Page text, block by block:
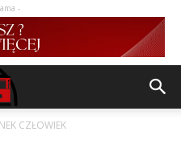
-
CZŁOWIEK